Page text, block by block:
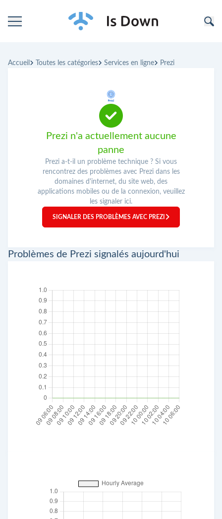
Catégories
Accueil Toutes les catégories Services en ligne Prezi
Prezi n'a actuellement aucune
panne
Prezi a-t-il un problème technique ? Si vous
rencontrez des problèmes avec Prezi dans les
domaines d'internet, du site web, des
applications mobiles ou de la connexion, veuillez
les signaler ici.
SIGNALER DES PROBLÈMES AVEC PREZI
Problèmes de Prezi signalés aujourd'hui